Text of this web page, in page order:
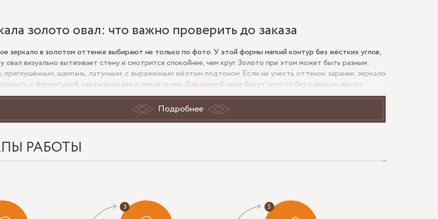
золото овал: что важно проверить до заказа
зеркало в золотом оттенке выбирают не только по фото. У этой формы мягкий контур без жёстких углов,
овал визуально вытягивает стену и смотрится спокойнее, чем круг. Золото при этом может быть разным:
приглушённым, шампань, латунным, с выраженным жёлтым подтоном. Если не учесть оттенок заранее, зеркало
с фурнитурой, светильниками и смесителем. Для ванной чаще берут золото без слишком яркого
для прихожей и спальни — более декоративный вариант.
именно зеркала золото овал, обычно важны два эффекта сразу: аккуратная геометрия и заметный акцент.
подходит над консолью, тумбой, раковиной, туалетным столиком, в нише или между бра. Если стена
раковин и широких комодов.
нужен акцент в прихожей, комфортная высота овала — от 900 мм; для отражения в полный рост выбирают
Подробнее
РАБОТЫ